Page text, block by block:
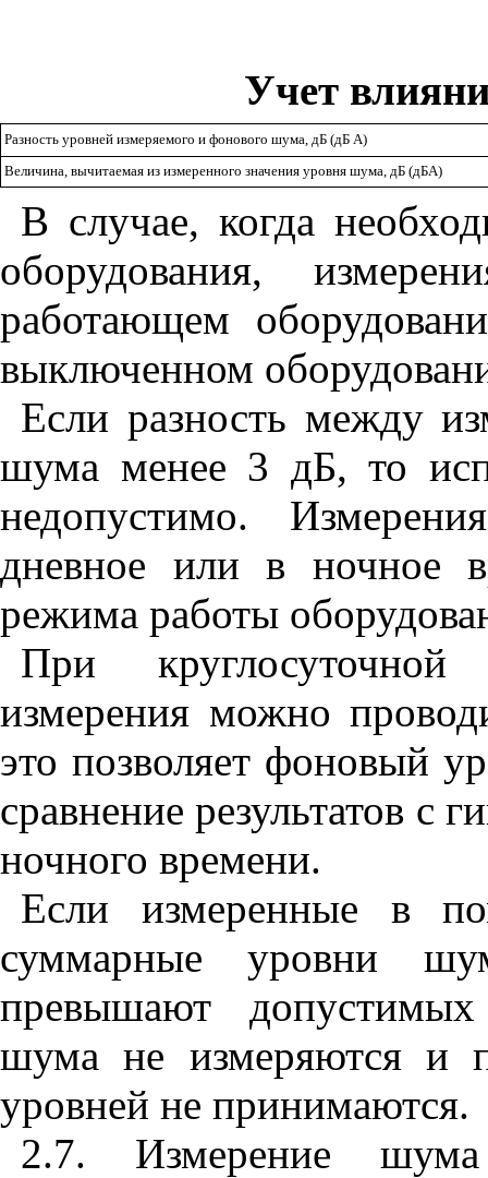
Учет
Разность уровней измеряемого и фонового шума, дБ (дБ А)
Величина, вычитаемая из измеренного значения уровня шума, дБ (дБА)
В случае, когда
оборудования,
работающем
выключенном
Если разность между
шума менее 3 дБ, то
недопустимо.
дневное или в ночное
режима работы
При круглосуточной
измерения можно
это позволяет фоновый
сравнение результатов с
ночного времени.
Если измеренные в
суммарные уровни
превышают
шума не измеряются и
уровней не принимаются.
2.7. Измерение